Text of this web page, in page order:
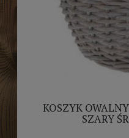
KOSZYK
SZARY